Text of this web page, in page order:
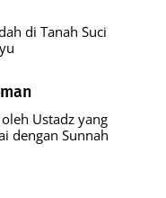
di Tanah Suci
Ustadz yang
dengan Sunnah